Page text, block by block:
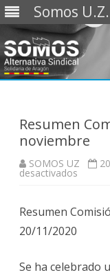
Somos U.Z.
Resumen
noviembre
SOMOS UZ
desactivados
20
Resumen
20/11/2020
Se ha celebrado